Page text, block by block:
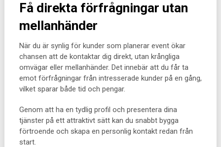
Få direkta förfrågningar utan
mellanhänder
När du är synlig för kunder som planerar event ökar
chansen att de kontaktar dig direkt, utan krångliga
omvägar eller mellanhänder. Det innebär att du får ta
emot förfrågningar från intresserade kunder på en gång,
vilket sparar både tid och pengar.
Genom att ha en tydlig profil och presentera dina
tjänster på ett attraktivt sätt kan du snabbt bygga
förtroende och skapa en personlig kontakt redan från
start.